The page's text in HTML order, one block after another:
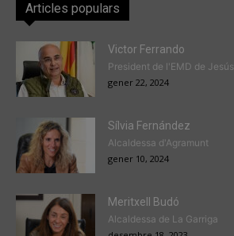
Articles populars
Victor Ferrando
President de l'EMD de Jesús
gener 22, 2024
Sílvia Fernández
Alcaldessa d'Agramunt
gener 10, 2024
Meritxell Budó
Alcaldessa de La Garriga